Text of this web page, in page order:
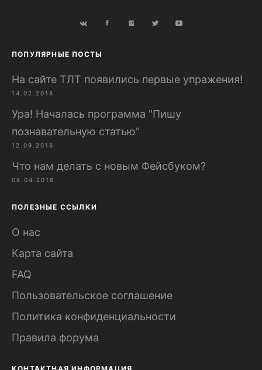
ПОПУЛЯРНЫЕ ПОСТЫ
На сайте ТЛТ появились первые упражения!
14.02.2018
Ура! Началась программа "Пишу
познавательную статью"
12.09.2018
Что нам делать с новым Фейсбуком?
06.04.2018
ПОЛЕЗНЫЕ ССЫЛКИ
О нас
Карта сайта
FAQ
Пользовательское соглашение
Политика конфиденциальности
Правила форума